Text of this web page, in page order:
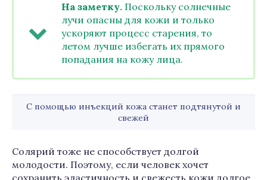
На заметку. Поскольку солнечные
лучи опасны для кожи и только
ускоряют процесс старения, то
летом лучше избегать их прямого
попадания на кожу лица.
С помощью инъекций кожа станет подтянутой и
свежей
Солярий тоже не способствует долгой
молодости. Поэтому, если человек хочет
сохранить эластичность и свежесть кожи долгое